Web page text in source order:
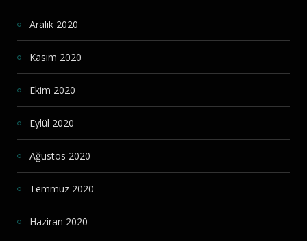
Aralık 2020
Kasım 2020
Ekim 2020
Eylül 2020
Ağustos 2020
Temmuz 2020
Haziran 2020